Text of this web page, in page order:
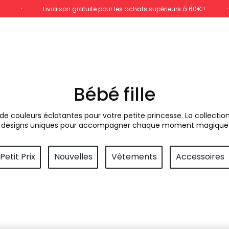
Livraison gratuite pour les achats supérieurs à 60€ !
Bébé fille
couleurs éclatantes pour votre petite princesse. La
uniques pour accompagner chaque moment
Petit Prix Nouvelles Vêtements Accessoires